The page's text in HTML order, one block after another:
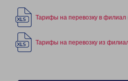
Тарифы на перевозку в филиал
Тарифы на перевозку из